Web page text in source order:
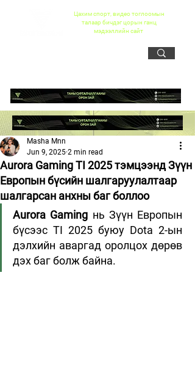
Цахим спорт, видео тоглоомын
талаар бичдэг цорын ганц
мэдээллийн сайт
Aurora Gaming TI 2025 тэмцээнд Зүүн
Европын бүсийн шалгаруулалтаар
шалгарсан анхны баг боллоо
Masha Mnn
Jun 9, 2025 2 min read
Aurora Gaming нь Зүүн Европын
бүсээс TI 2025 буюу Dota 2-ын
дэлхийн аваргад оролцох дөрөв
дэх баг болж байна.